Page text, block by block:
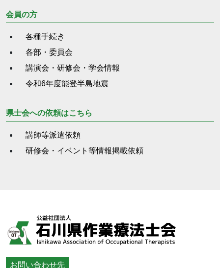
会員の方
各種手続き
各部・委員会
講演会・研修会・学会情報
令和6年度能登半島地震
県士会への依頼はこちら
講師等派遣依頼
研修会・イベント等情報掲載依頼
お問い合わせ先